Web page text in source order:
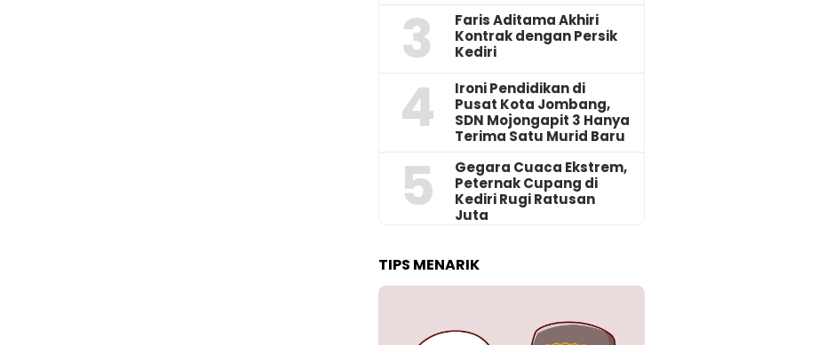
3
Faris Aditama Akhiri
Kontrak dengan Persik
Kediri
4
Ironi Pendidikan di
Pusat Kota Jombang,
SDN Mojongapit 3 Hanya
Terima Satu Murid Baru
5
‎Gegara Cuaca Ekstrem,
Peternak Cupang di
Kediri Rugi Ratusan
Juta
TIPS MENARIK